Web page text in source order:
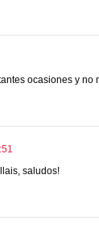
ocasiones y no
saludos!